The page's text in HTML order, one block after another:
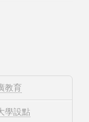
教育
學設點